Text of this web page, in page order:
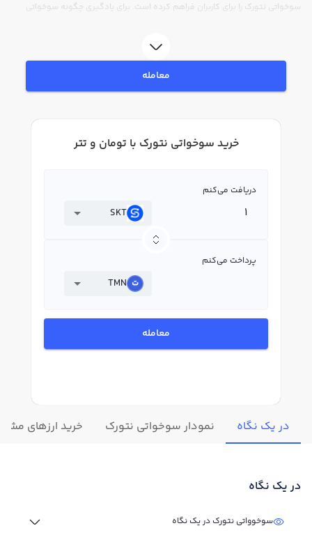
سوخواتی نتورک را برای کاربران فراهم کرده است. برای یادگیری چگونه سوخواتی
رابکس، قیمت لحظه‌ای، نمودار و امکانات فروش سوخواتی نتورک نیز در دسترس
شما قرار دارد تا بتوانید تصمیمات بهتری در معاملات خود بگیرید.
معامله
خرید سوخواتی نتورک با تومان و تتر
دریافت می‌کنم
SKT
پرداخت می‌کنم
TMN
معامله
در یک نگاه نمودار سوخواتی نتورک خرید ارزهای
در یک نگاه
سوخوواتی نتورک در یک نگاه